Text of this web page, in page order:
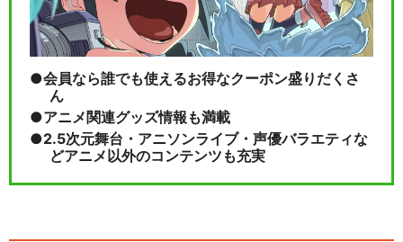
閉じる
会員なら誰でも使えるお得なクーポン盛りだくさ
ん
アニメ関連グッズ情報も満載
2.5次元舞台・アニソンライブ・声優バラエティな
どアニメ以外のコンテンツも充実